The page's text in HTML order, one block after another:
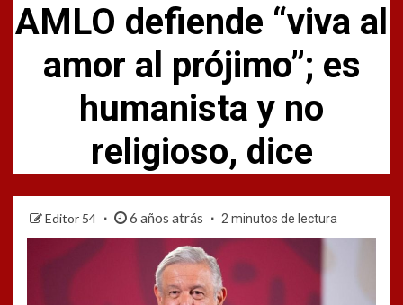
AMLO defiende “viva al
amor al prójimo”; es
humanista y no
religioso, dice
Editor 54 6 años atrás 2 minutos de lectura